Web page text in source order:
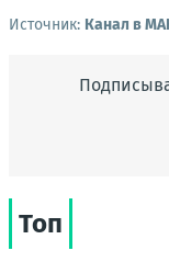
Источник: Канал в
Топ